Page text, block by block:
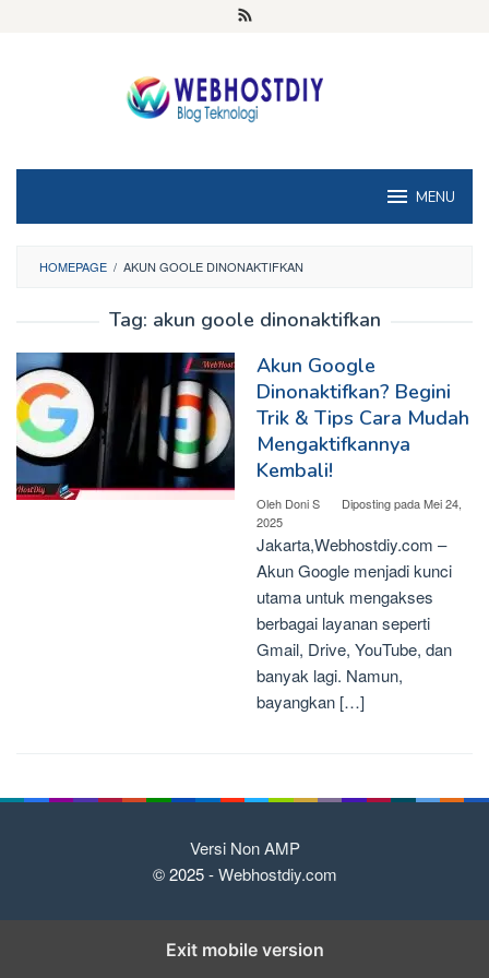
MENU
HOMEPAGE / AKUN GOOLE DINONAKTIFKAN
Tag: akun goole dinonaktifkan
Akun Google
Dinonaktifkan? Begini
Trik & Tips Cara Mudah
Mengaktifkannya
Kembali!
Oleh Doni S Diposting padaMei 24,
2025
Jakarta,Webhostdiy.com –
Akun Google menjadi kunci
utama untuk mengakses
berbagai layanan seperti
Gmail, Drive, YouTube, dan
banyak lagi. Namun,
bayangkan […]
Versi Non AMP
© 2025 -Webhostdiy.com
Exit mobile version